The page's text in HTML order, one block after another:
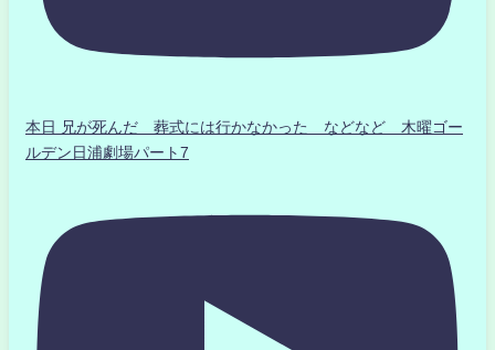
本日 兄が死んだ 葬式には行かなかった などなど 木曜ゴー
ルデン日浦劇場パート7